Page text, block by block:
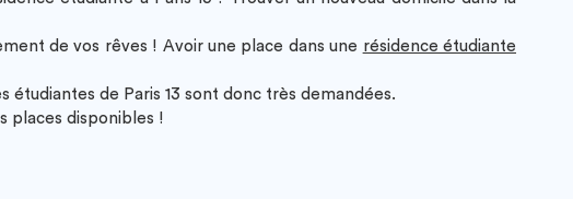
de vos rêves ! Avoir une place dans une résidence étudiante
étudiantes de Paris 13 sont donc très demandées.
places disponibles !